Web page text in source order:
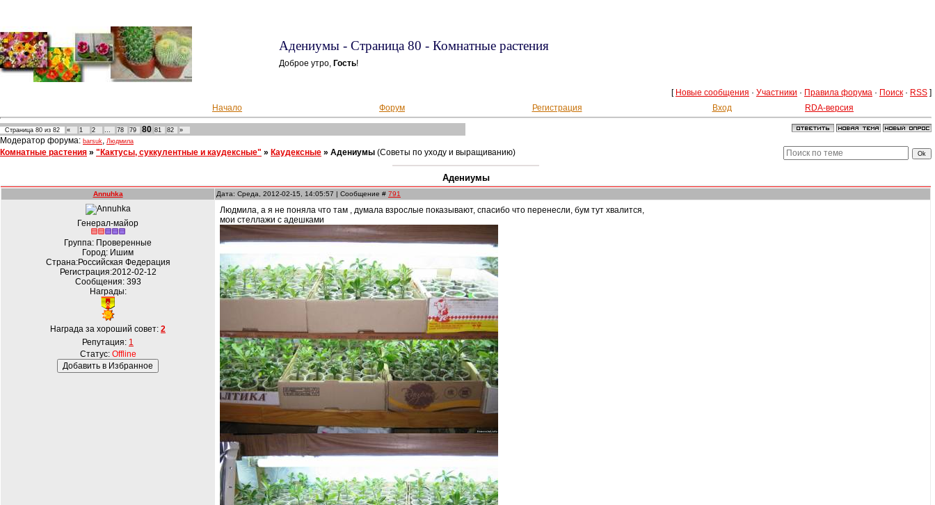
Адениумы - Страница 80 - Комнатные растения
Доброе утро, Гость!
[ Новые сообщения · Участники · Правила форума · Поиск · RSS ]
Начало
Форум Регистрация Вход RDA-версия
Страница 80 из 82 « 1 2 … 78 79 80 81 82 »
Модератор форума: barsuk, Людмила
Комнатные растения » "Кактусы, суккулентные и каудексные" » Каудексные » Адениумы (Советы по уходу и выращиванию)
Адениумы
Annuhka Дата: Среда, 2012-02-15, 14:05:57 | Сообщение # 791
Генерал-майор
Группа: Проверенные
Город: Ишим
Страна:Российская Федерация
Регистрация:2012-02-12
Сообщения: 393
Награды:
Награда за хороший совет: 2
Репутация: 1
Статус: Offline
Людмила, а я не поняла что там , думала взрослые показывают, спасибо что перенесли, бум тут хвалится,
мои стеллажи с адешками